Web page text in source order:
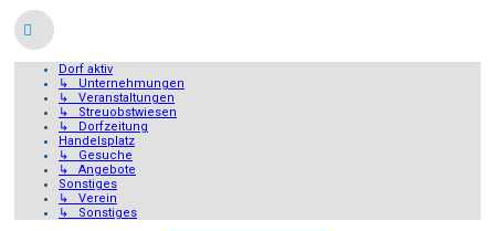
FAQ
Dorf aktiv
↳ Unternehmungen
↳ Veranstaltungen
↳ Streuobstwiesen
↳ Dorfzeitung
Handelsplatz
↳ Gesuche
↳ Angebote
Sonstiges
↳ Verein
↳ Sonstiges